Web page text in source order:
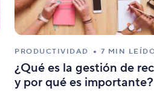
PRODUCTIVIDAD 7 MIN
¿Qué es la gestión de
y por qué es importante?